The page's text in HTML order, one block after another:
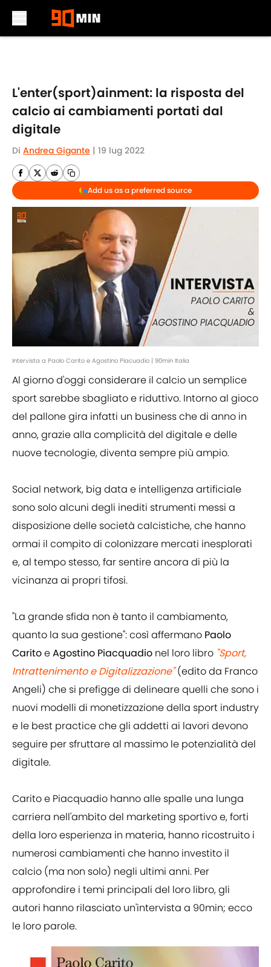
L'enter(sport)ainment: la risposta del
calcio ai cambiamenti portati dal
digitale
Di Andrea Gigante | 19 lug 2022
Add us as a preferred source
Intervista a Paolo Carito e Agostino Piacuadio | 90min Italia
Al giorno d'oggi considerare il calcio un semplice
sport sarebbe sbagliato e riduttivo. Intorno al gioco
del pallone gira infatti un business che di anno in
anno, grazie alla complicità del digitale e delle
nuove tecnologie, diventa sempre più ampio.
Social network, big data e intelligenza artificiale
sono solo alcuni degli inediti strumenti messi a
disposizione delle società calcistiche, che hanno
ormai il compito di colonizzare mercati inesplorati
e, al tempo stesso, far sentire ancora di più la
vicinanza ai propri tifosi.
"La grande sfida non è tanto il cambiamento,
quanto la sua gestione": così affermano Paolo
CaritoeAgostino Piacquadio nel loro libro "Sport,
Intrattenimento e Digitalizzazione"(edito da Franco
Angeli) che si prefigge di delineare quelli che sono i
nuovi modelli di monetizzazione della sport industry
e le best practice che gli addetti ai lavori devono
seguire per sfruttare al massimo le potenzialità del
digitale.
Carito e Piacquadio hanno alle spalle una lunga
carriera nell'ambito del marketing sportivo e, forti
della loro esperienza in materia, hanno ricostruito i
numerosi cambiamenti che hanno investito il
calcio (ma non solo) negli ultimi anni. Per
approfondire i temi principali del loro libro, gli
autori hanno rilasciato un'intervista a 90min; ecco
le loro parole.